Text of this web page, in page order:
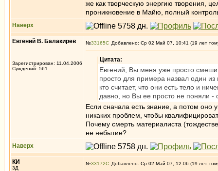
же как творческую энергию творения,
проникновение в Майю, полный
Наверх
Евгений В. Балакирев
Зарегистрирован: 11.04.2006
Суждений: 561
№33165 Добавлено: Ср 02 Май 07, 10:41 (19 лет
Цитата:
Евгений, Вы меня уже просто
просто для примера назвал один
кто считает, что они есть тело и
давно, но Вы ее просто не поняли -
Если сначала есть знание, а потом оно
никаких проблем, чтобы
Почему смерть материалиста
не небытие?
Наверх
КИ
3Д
№33172 Добавлено: Ср 02 Май 07, 12:06 (19 лет